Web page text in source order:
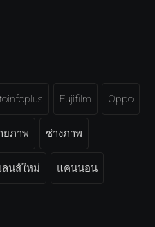
Fujifilm Oppo
ยภาพ ช่างภาพ
เลนส์ใหม่ แคนนอน